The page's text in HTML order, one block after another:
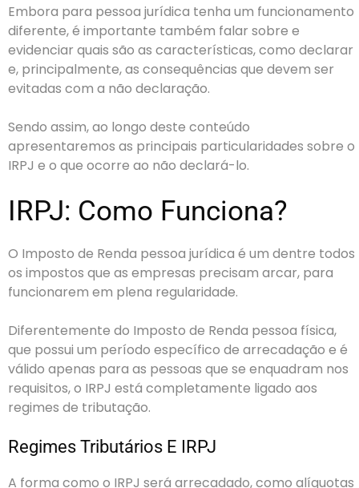
Embora para pessoa jurídica tenha um funcionamento
diferente, é importante também falar sobre e
evidenciar quais são as características, como declarar
e, principalmente, as consequências que devem ser
evitadas com a não declaração.
Sendo assim, ao longo deste conteúdo
apresentaremos as principais particularidades sobre o
IRPJ e o que ocorre ao não declará-lo.
IRPJ: Como Funciona?
O Imposto de Renda pessoa jurídica é um dentre todos
os impostos que as empresas precisam arcar, para
funcionarem em plena regularidade.
Diferentemente do Imposto de Renda pessoa física,
que possui um período específico de arrecadação e é
válido apenas para as pessoas que se enquadram nos
requisitos, o IRPJ está completamente ligado aos
regimes de tributação.
Regimes Tributários E IRPJ
A forma como o IRPJ será arrecadado, como alíquotas